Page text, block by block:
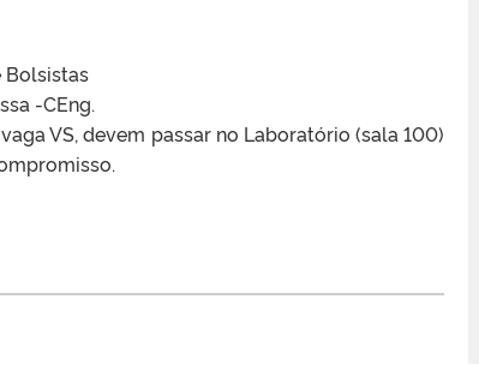
Bolsistas
-CEng.
VS, devem passar no Laboratório (sala 100)